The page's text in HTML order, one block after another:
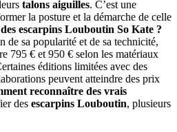
talons aiguilles. C’est une
la posture et la démarche de celle
escarpins Louboutin So Kate ?
de sa popularité et de sa technicité,
795 € et 950 € selon les matériaux
éditions limitées avec des
peuvent atteindre des prix
reconnaître des vrais
des escarpins Louboutin, plusieurs